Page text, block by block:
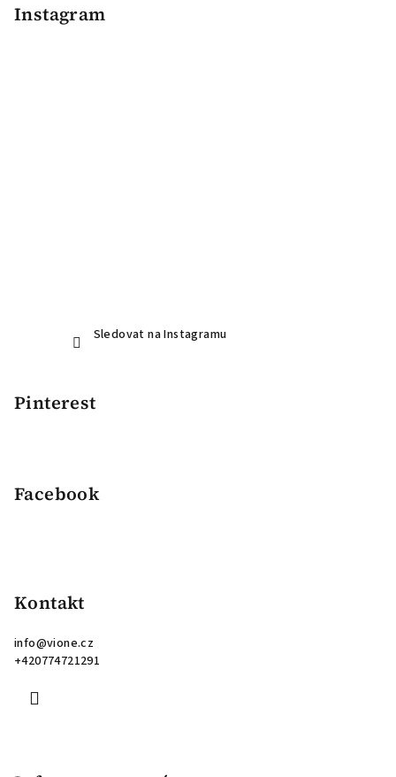
Instagram
Sledovat na Instagramu
Pinterest
Facebook
Kontakt
info@vione.cz
+420774721291